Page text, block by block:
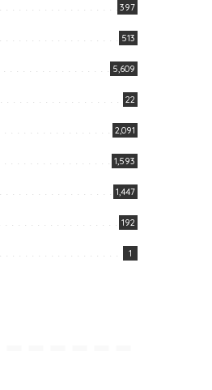
397
513
5,609
22
2,091
1,593
1,447
192
1